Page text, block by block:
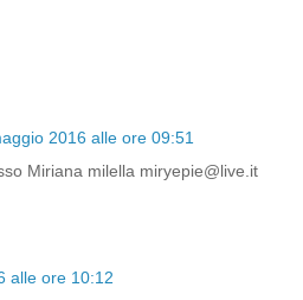
2016 alle ore 09:51
Miriana milella miryepie@live.it
alle ore 10:12